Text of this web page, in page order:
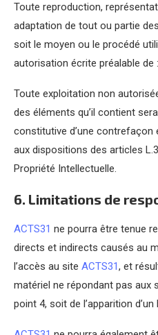
Toute reproduction,
adaptation de tout ou partie
soit le moyen ou le procédé
autorisation écrite préalable de
Toute exploitation non
des éléments qu’il contient
constitutive d’une
aux dispositions des articles
Propriété Intellectuelle.
6. Limitations de
ACTS31 ne pourra être tenue
directs et indirects causés au
l’accès au site ACTS31, et
matériel ne répondant pas aux
point 4, soit de l’apparition